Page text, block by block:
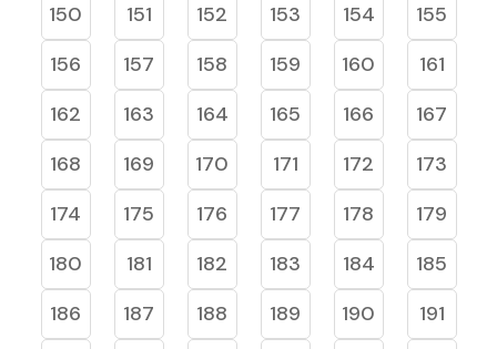
150
151 152 153 154
155
156
157 158 159 160
161
162
163 164 165 166
167
168
169 170 171 172
173
174
175 176 177 178
179
180
181 182 183 184
185
186
187 188 189 190
191